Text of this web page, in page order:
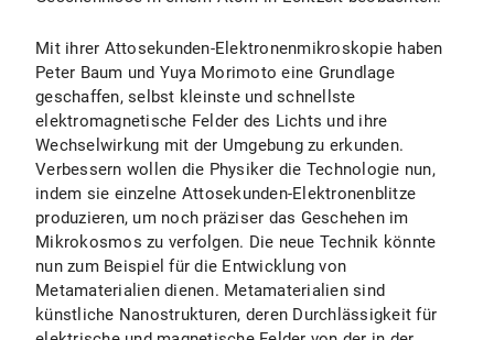
Mit ihrer Attosekunden-Elektronenmikroskopie haben
Peter Baum und Yuya Morimoto eine Grundlage
geschaffen, selbst kleinste und schnellste
elektromagnetische Felder des Lichts und ihre
Wechselwirkung mit der Umgebung zu erkunden.
Verbessern wollen die Physiker die Technologie nun,
indem sie einzelne Attosekunden-Elektronenblitze
produzieren, um noch präziser das Geschehen im
Mikrokosmos zu verfolgen. Die neue Technik könnte
nun zum Beispiel für die Entwicklung von
Metamaterialien dienen. Metamaterialien sind
künstliche Nanostrukturen, deren Durchlässigkeit für